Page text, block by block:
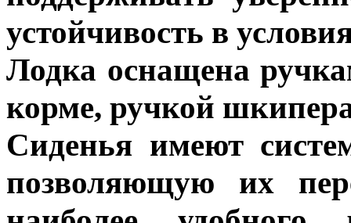
устойчивость в
Лодка оснащена
корме, ручкой
Сиденья имеют
позволяющую их